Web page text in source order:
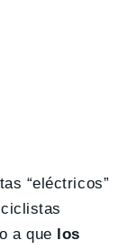
“eléctricos”
a que los